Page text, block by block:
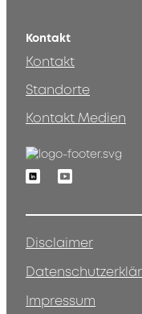
Kontakt
Kontakt
Standorte
Kontakt Medien
LinkedinYoutube
Disclaimer
Impressum